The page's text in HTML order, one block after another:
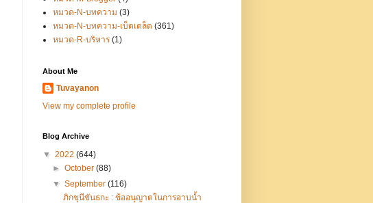
หมวด-N-บทความ (3)
หมวด-N-บทความ-เบ็ดเตล็ด (361)
หมวด-R-บริหาร (1)
About Me
Tuvayanon
View my complete profile
Blog Archive
▼ 2022 (644)
►October(88)
▼September(116)
ภิกขุนีขันธกะ : ข้ออนุญาตในการอาบน้ำ